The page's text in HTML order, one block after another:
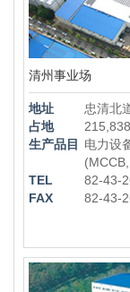
清州事业场
地址
忠清北
占地
生产品目
电力设
TEL
82-43-
FAX
82-43-